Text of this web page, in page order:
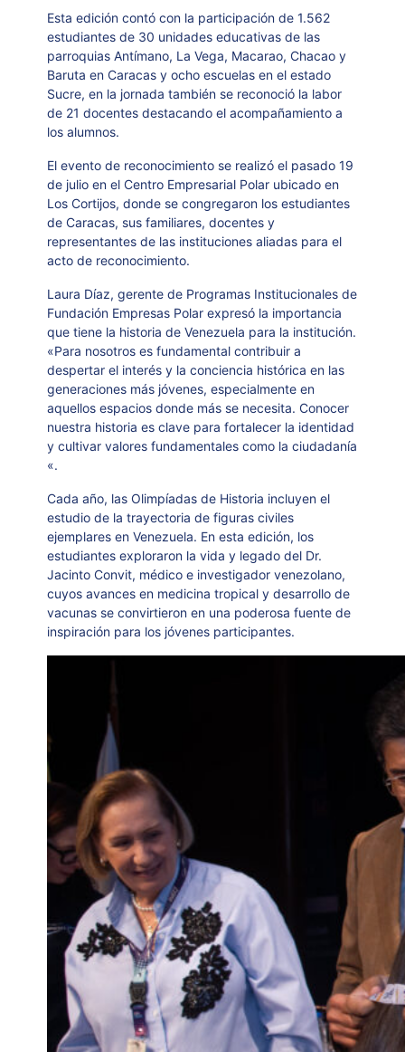
Esta edición contó con la participación de 1.562
estudiantes de 30 unidades educativas de las
parroquias Antímano, La Vega, Macarao, Chacao y
Baruta en Caracas y ocho escuelas en el estado
Sucre, en la jornada también se reconoció la labor
de 21 docentes destacando el acompañamiento a
los alumnos.
El evento de reconocimiento se realizó el pasado 19
de julio en el Centro Empresarial Polar ubicado en
Los Cortijos, donde se congregaron los estudiantes
de Caracas, sus familiares, docentes y
representantes de las instituciones aliadas para el
acto de reconocimiento.
Laura Díaz, gerente de Programas Institucionales de
Fundación Empresas Polar expresó la importancia
que tiene la historia de Venezuela para la institución.
«Para nosotros es fundamental contribuir a
despertar el interés y la conciencia histórica en las
generaciones más jóvenes, especialmente en
aquellos espacios donde más se necesita. Conocer
nuestra historia es clave para fortalecer la identidad
y cultivar valores fundamentales como la ciudadanía
«.
Cada año, las Olimpíadas de Historia incluyen el
estudio de la trayectoria de figuras civiles
ejemplares en Venezuela. En esta edición, los
estudiantes exploraron la vida y legado del Dr.
Jacinto Convit, médico e investigador venezolano,
cuyos avances en medicina tropical y desarrollo de
vacunas se convirtieron en una poderosa fuente de
inspiración para los jóvenes participantes.